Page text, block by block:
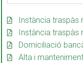
Instància
Instància
Domiciliació
Alta i